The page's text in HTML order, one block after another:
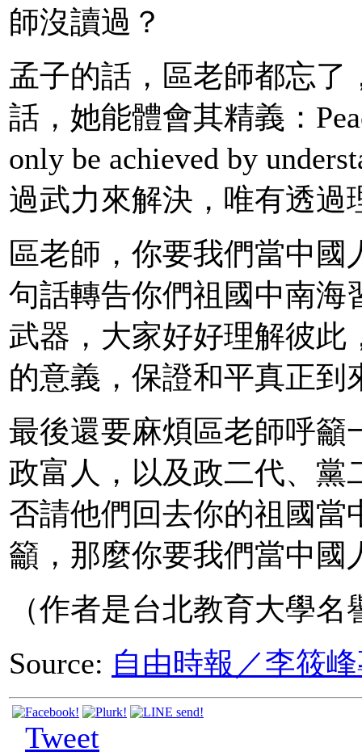
師沒讀過？
孟子的話，區老師都忘了
話，她能體會其精義：
only be achieved by
過武力來解決，唯有透過
區老師，你要我們當中
句話轉告你們祖國中南海
武器，大家好好理解彼此
的意義，保證和平真正到
最後還要麻煩區老師呼籲
政富人，以及政二代、黨
否請他們回去你的祖國當
籲，那麼你要我們當中國
（作者是台北教育大學名
Source: 自由時報／李筱
Tweet